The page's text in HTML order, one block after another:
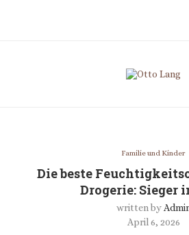
Familie und Kinder
Die beste
Drogerie: Sieger
written by
April 6, 2026